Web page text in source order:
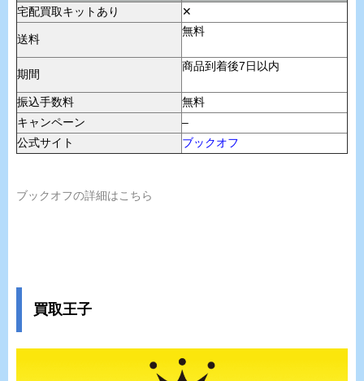
宅配買取キットあり
✕
送料
無料
期間
商品到着後7日以内
振込手数料
無料
キャンペーン
–
公式サイト
ブックオフ
ブックオフの詳細はこちら
買取王子